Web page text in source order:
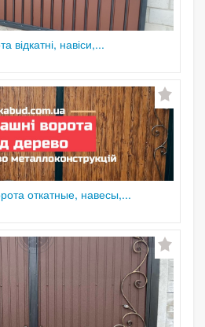
відкатні, навіси,...
откатные, навесы,...